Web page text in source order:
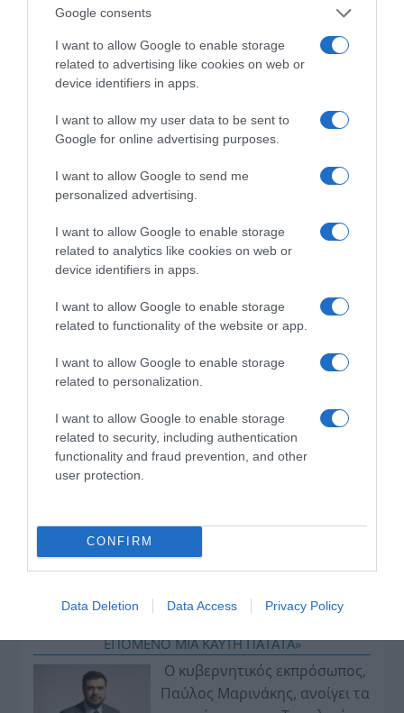
Google consents
I want to allow Google to enable storage
related to advertising like cookies on web or
device identifiers in apps.
I want to allow my user data to be sent to
Google for online advertising purposes.
I want to allow Google to send me
personalized advertising.
I want to allow Google to enable storage
related to analytics like cookies on web or
device identifiers in apps.
I want to allow Google to enable storage
related to functionality of the website or app.
I want to allow Google to enable storage
related to personalization.
I want to allow Google to enable storage
related to security, including authentication
functionality and fraud prevention, and other
user protection.
CONFIRM
Data Deletion Data Access Privacy Policy
Η διαφθορά απειλεί και τη… ζωή μας
Έκπληκτη, η κοινή γνώμη παρακολουθεί τις
τελευταίες μέρες την αποκάλυψη της κο­μπίνας
VIDCASTS
ΕΠΟΜΕΝΟ ΜΙΑ ΚΑΥΤΗ ΠΑΤΑΤΑ»
Ο κυβερνητικός εκπρόσωπος,
Παύλος Μαρινάκης, ανοίγει τα